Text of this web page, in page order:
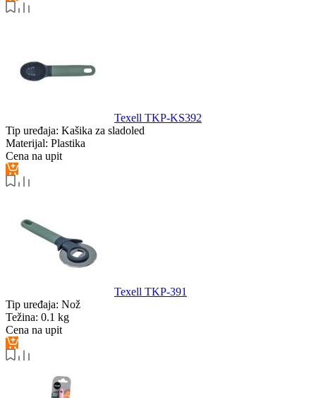
Texell TKP-KS392
Tip uređaja: Kašika za sladoled
Materijal: Plastika
Cena na upit
Texell TKP-391
Tip uređaja: Nož
Težina: 0.1 kg
Cena na upit